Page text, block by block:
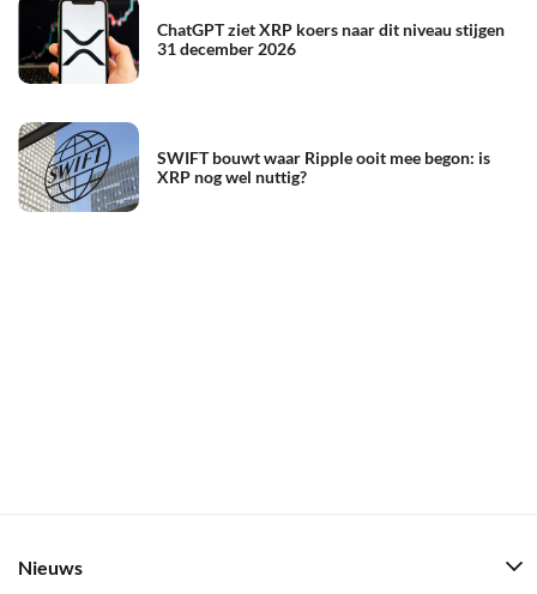
ChatGPT ziet XRP koers naar dit niveau stijgen
31 december 2026
SWIFT bouwt waar Ripple ooit mee begon: is
XRP nog wel nuttig?
Nieuws